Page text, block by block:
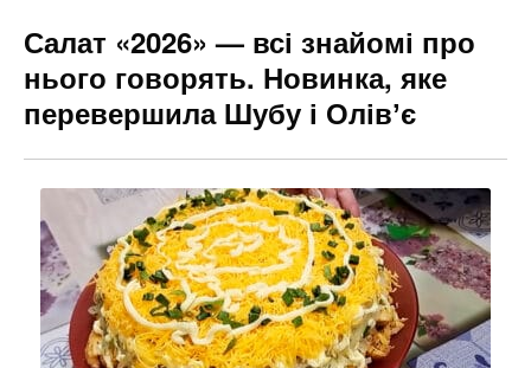
Салат «2026» — всі знайомі про
нього говорять. Новинка, яке
перевершила Шубу і Олівʼє